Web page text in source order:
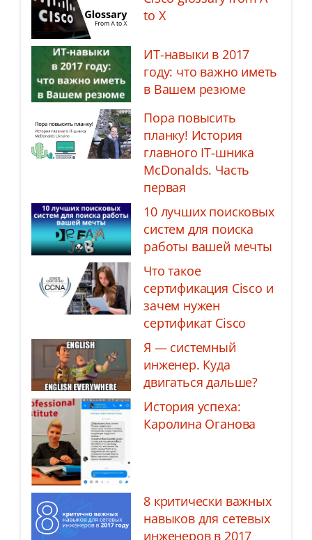
to X
ИТ-навыки в 2017
году: что важно иметь
в Вашем резюме
Пора повысить
планку! История
главного IT-шника
McDonalds. Часть
первая
10 лучших поисковых
систем для поиска
работы вашей мечты
Что такое
сертификация Cisco и
зачем нужен
сертификат Cisco
Я — системный
инженер. Куда
двигаться дальше?
История успеха:
Каролина Оганова
8 критически важных
навыков для сетевых
инженеров в 2017